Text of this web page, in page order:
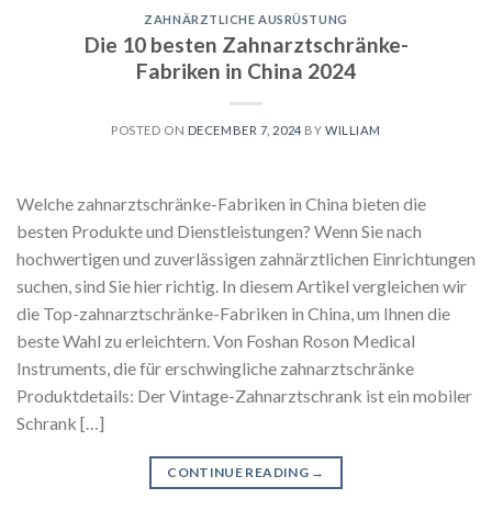
ZAHNÄRZTLICHE AUSRÜSTUNG
Die 10 besten Zahnarztschränke-
Fabriken in China 2024
POSTED ON DECEMBER 7, 2024 BY WILLIAM
Welche zahnarztschränke-Fabriken in China bieten die
besten Produkte und Dienstleistungen? Wenn Sie nach
hochwertigen und zuverlässigen zahnärztlichen Einrichtungen
suchen, sind Sie hier richtig. In diesem Artikel vergleichen wir
die Top-zahnarztschränke-Fabriken in China, um Ihnen die
beste Wahl zu erleichtern. Von Foshan Roson Medical
Instruments, die für erschwingliche zahnarztschränke
Produktdetails: Der Vintage-Zahnarztschrank ist ein mobiler
Schrank […]
CONTINUE READING →